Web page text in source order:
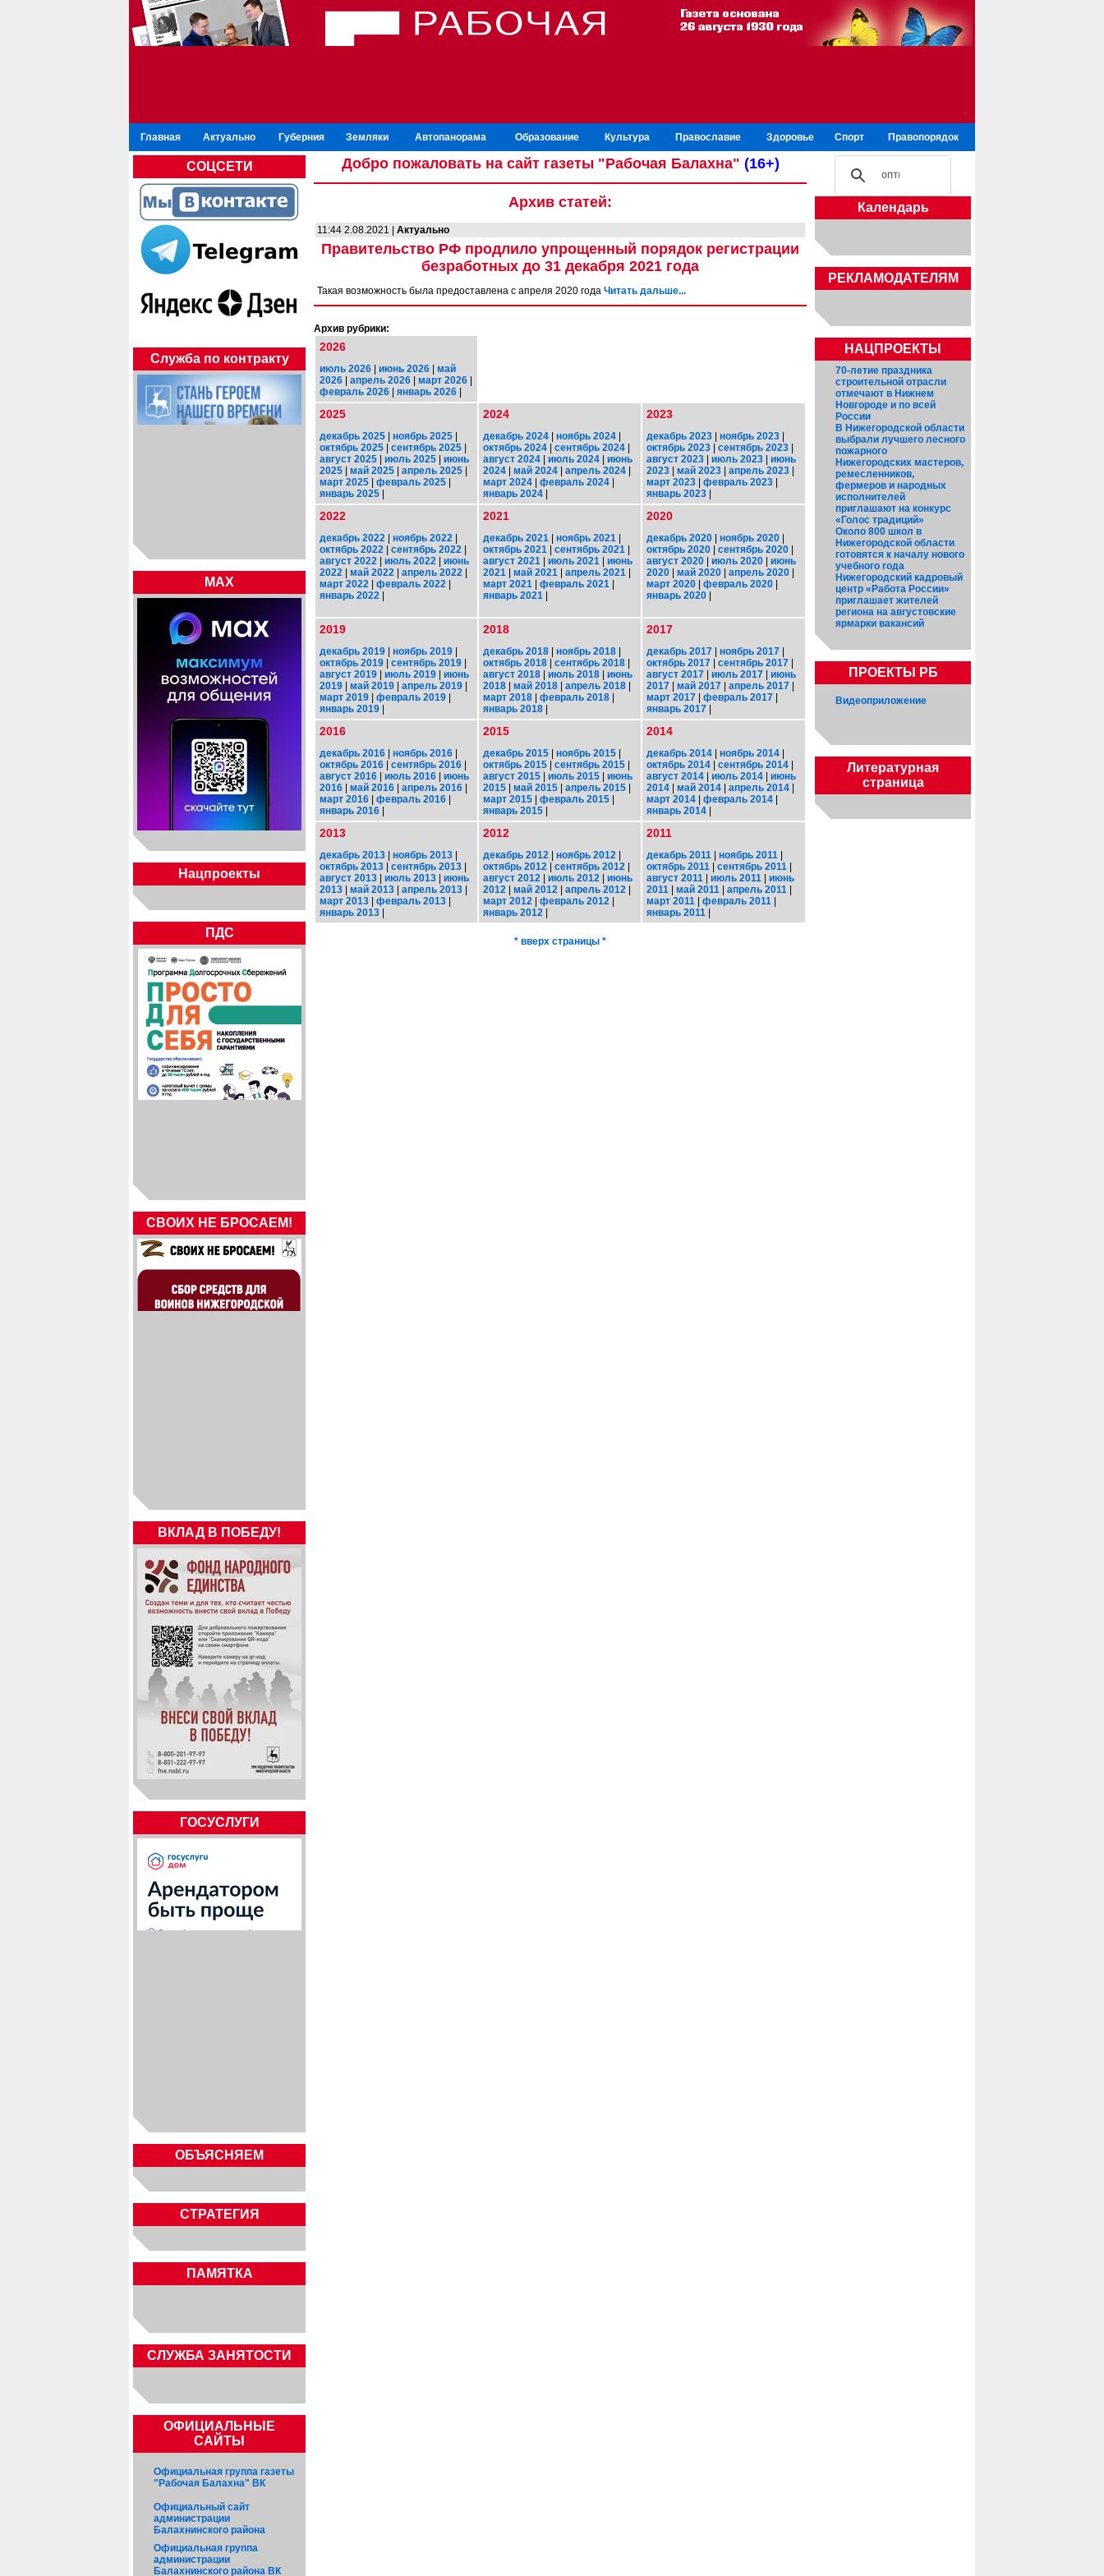
Главная Актуально Губерния Земляки Автопанорама Образование Культура Православие Здоровье Спорт Правопорядок
СОЦСЕТИ
Служба по контракту
MAX
Нацпроекты
ПДС
СВОИХ НЕ БРОСАЕМ!
ВКЛАД В ПОБЕДУ!
ГОСУСЛУГИ
ОБЪЯСНЯЕМ
СТРАТЕГИЯ
ПАМЯТКА
CЛУЖБА ЗАНЯТОСТИ
ОФИЦИАЛЬНЫЕ
САЙТЫ
Официальная группа газеты
"Рабочая Балахна" ВК
Официальный сайт
администрации
Балахнинского района
Официальная группа
администрации
Балахнинского района ВК
Добро пожаловать на сайт газеты "Рабочая Балахна" (16+)
Архив статей:
11:44 2.08.2021 | Актуально
Правительство РФ продлило упрощенный порядок регистрации
безработных до 31 декабря 2021 года
Такая возможность была предоставлена с апреля 2020 года Читать дальше...
Архив рубрики:
2026
июль 2026 | июнь 2026 | май
2026 | апрель 2026 | март 2026 |
февраль 2026 | январь 2026 |
2025
декабрь 2025 | ноябрь 2025 |
октябрь 2025 | сентябрь 2025 |
август 2025 | июль 2025 | июнь
2025 | май 2025 | апрель 2025 |
март 2025 | февраль 2025 |
январь 2025 |
2024
декабрь 2024 | ноябрь 2024 |
октябрь 2024 | сентябрь 2024 |
август 2024 | июль 2024 | июнь
2024 | май 2024 | апрель 2024 |
март 2024 | февраль 2024 |
январь 2024 |
2023
декабрь 2023 | ноябрь 2023 |
октябрь 2023 | сентябрь 2023 |
август 2023 | июль 2023 | июнь
2023 | май 2023 | апрель 2023 |
март 2023 | февраль 2023 |
январь 2023 |
2022
декабрь 2022 | ноябрь 2022 |
октябрь 2022 | сентябрь 2022 |
август 2022 | июль 2022 | июнь
2022 | май 2022 | апрель 2022 |
март 2022 | февраль 2022 |
январь 2022 |
2021
декабрь 2021 | ноябрь 2021 |
октябрь 2021 | сентябрь 2021 |
август 2021 | июль 2021 | июнь
2021 | май 2021 | апрель 2021 |
март 2021 | февраль 2021 |
январь 2021 |
2020
декабрь 2020 | ноябрь 2020 |
октябрь 2020 | сентябрь 2020 |
август 2020 | июль 2020 | июнь
2020 | май 2020 | апрель 2020 |
март 2020 | февраль 2020 |
январь 2020 |
2019
декабрь 2019 | ноябрь 2019 |
октябрь 2019 | сентябрь 2019 |
август 2019 | июль 2019 | июнь
2019 | май 2019 | апрель 2019 |
март 2019 | февраль 2019 |
январь 2019 |
2018
декабрь 2018 | ноябрь 2018 |
октябрь 2018 | сентябрь 2018 |
август 2018 | июль 2018 | июнь
2018 | май 2018 | апрель 2018 |
март 2018 | февраль 2018 |
январь 2018 |
2017
декабрь 2017 | ноябрь 2017 |
октябрь 2017 | сентябрь 2017 |
август 2017 | июль 2017 | июнь
2017 | май 2017 | апрель 2017 |
март 2017 | февраль 2017 |
январь 2017 |
2016
декабрь 2016 | ноябрь 2016 |
октябрь 2016 | сентябрь 2016 |
август 2016 | июль 2016 | июнь
2016 | май 2016 | апрель 2016 |
март 2016 | февраль 2016 |
январь 2016 |
2015
декабрь 2015 | ноябрь 2015 |
октябрь 2015 | сентябрь 2015 |
август 2015 | июль 2015 | июнь
2015 | май 2015 | апрель 2015 |
март 2015 | февраль 2015 |
январь 2015 |
2014
декабрь 2014 | ноябрь 2014 |
октябрь 2014 | сентябрь 2014 |
август 2014 | июль 2014 | июнь
2014 | май 2014 | апрель 2014 |
март 2014 | февраль 2014 |
январь 2014 |
2013
декабрь 2013 | ноябрь 2013 |
октябрь 2013 | сентябрь 2013 |
август 2013 | июль 2013 | июнь
2013 | май 2013 | апрель 2013 |
март 2013 | февраль 2013 |
январь 2013 |
2012
декабрь 2012 | ноябрь 2012 |
октябрь 2012 | сентябрь 2012 |
август 2012 | июль 2012 | июнь
2012 | май 2012 | апрель 2012 |
март 2012 | февраль 2012 |
январь 2012 |
2011
декабрь 2011 | ноябрь 2011 |
октябрь 2011 | сентябрь 2011 |
август 2011 | июль 2011 | июнь
2011 | май 2011 | апрель 2011 |
март 2011 | февраль 2011 |
январь 2011 |
* вверх страницы *
Календарь
РЕКЛАМОДАТЕЛЯМ
НАЦПРОЕКТЫ
70-летие праздника
строительной отрасли
отмечают в Нижнем
Новгороде и по всей
России
В Нижегородской области
выбрали лучшего лесного
пожарного
Нижегородских мастеров,
ремесленников,
фермеров и народных
исполнителей
приглашают на конкурс
«Голос традиций»
Около 800 школ в
Нижегородской области
готовятся к началу нового
учебного года
Нижегородский кадровый
центр «Работа России»
приглашает жителей
региона на августовские
ярмарки вакансий
ПРОЕКТЫ РБ
Видеоприложение
Литературная
страница